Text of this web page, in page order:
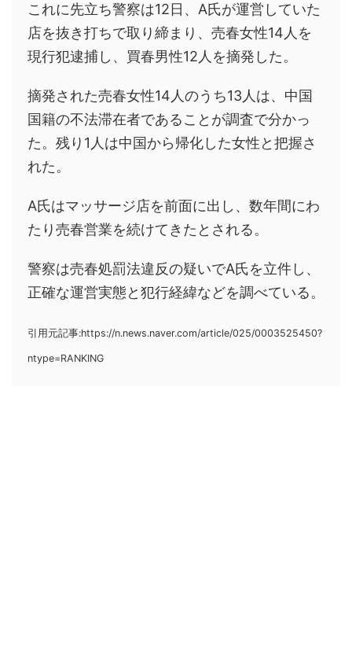
これに先立ち警察は12日、A氏が運営していた
店を抜き打ちで取り締まり、売春女性14人を
現行犯逮捕し、買春男性12人を摘発した。
摘発された売春女性14人のうち13人は、中国
国籍の不法滞在者であることが調査で分かっ
た。残り1人は中国から帰化した女性と把握さ
れた。
A氏はマッサージ店を前面に出し、数年間にわ
たり売春営業を続けてきたとされる。
警察は売春処罰法違反の疑いでA氏を立件し、
正確な運営実態と犯行経緯などを調べている。
引用元記事:https://n.news.naver.com/article/025/0003525450?
ntype=RANKING